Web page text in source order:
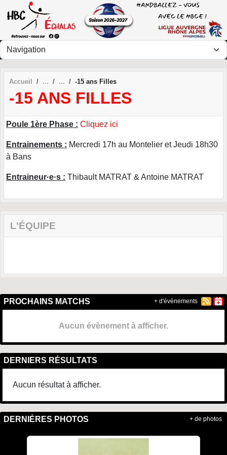
Accueil -15 ans Filles
-15 ANS FILLES
Poule 1ère Phase : Cliquez ici
Entrainements : Mercredi 17h au Montelier et Jeudi 18h30
à Bans
Entraineur·e·s : Thibault MATRAT & Antoine MATRAT
L'ÉQUIPE
PROCHAINS MATCHS
Aucun évènement à afficher.
+ d'évènements
DERNIERS RÉSULTATS
Aucun résultat à afficher.
DERNIÈRES PHOTOS + de photos
Panneau de gestion des cookies